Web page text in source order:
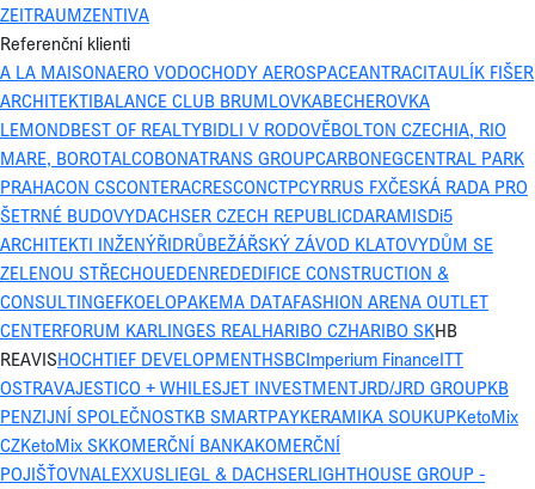
ZEITRAUMZENTIVA
Referenční klienti
A LA MAISONAERO VODOCHODY AEROSPACEANTRACITAULÍK FIŠER
ARCHITEKTIBALANCE CLUB BRUMLOVKABECHEROVKA
LEMONDBEST OF REALTYBIDLI V RODOVĚBOLTON CZECHIA, RIO
MARE, BOROTALCOBONATRANS GROUPCARBONEGCENTRAL PARK
PRAHACON CSCONTERACRESCONCTPCYRRUS FXČESKÁ RADA PRO
ŠETRNÉ BUDOVYDACHSER CZECH REPUBLICDARAMISDi5
ARCHITEKTI INŽENÝŘIDRŮBEŽÁŘSKÝ ZÁVOD KLATOVYDŮM SE
ZELENOU STŘECHOUEDENREDEDIFICE CONSTRUCTION &
CONSULTINGEFKOELOPAKEMA DATAFASHION ARENA OUTLET
CENTERFORUM KARLINGES REALHARIBO CZHARIBO SKHB
REAVISHOCHTIEF DEVELOPMENTHSBCImperium FinanceITT
OSTRAVAJESTICO + WHILESJET INVESTMENTJRD/JRD GROUPKB
PENZIJNÍ SPOLEČNOSTKB SMARTPAYKERAMIKA SOUKUPKetoMix
CZKetoMix SKKOMERČNÍ BANKAKOMERČNÍ
POJIŠŤOVNALEXXUSLIEGL & DACHSERLIGHTHOUSE GROUP -